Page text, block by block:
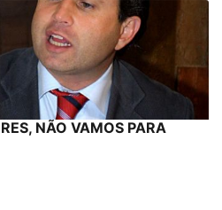
NÃO VAMOS PARA